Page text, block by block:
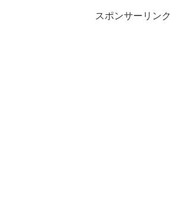
スポンサーリンク